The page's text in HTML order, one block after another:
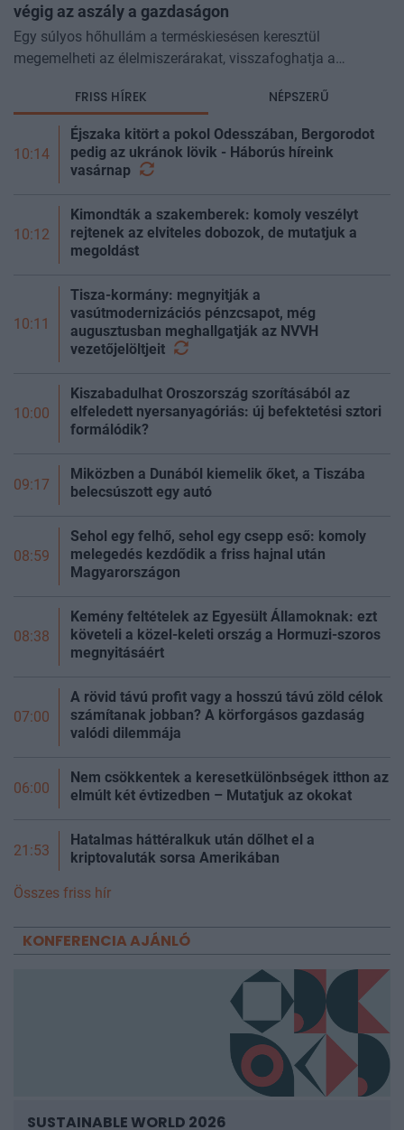
végig az aszály a gazdaságon
Egy súlyos hőhullám a terméskiesésen keresztül
megemelheti az élelmiszerárakat, visszafoghatja a
még az állam finanszírozását is m
FRISS HÍREK NÉPSZERŰ
10:14
Éjszaka kitört a pokol Odesszában, Bergorodot
pedig az ukránok lövik - Háborús híreink
vasárnap
10:12
Kimondták a szakemberek: komoly veszélyt
rejtenek az elviteles dobozok, de mutatjuk a
megoldást
10:11
Tisza-kormány: megnyitják a
vasútmodernizációs pénzcsapot, még
augusztusban meghallgatják az NVVH
vezetőjelöltjeit
10:00
Kiszabadulhat Oroszország szorításából az
elfeledett nyersanyagóriás: új befektetési sztori
formálódik?
09:17
Miközben a Dunából kiemelik őket, a Tiszába
belecsúszott egy autó
08:59
Sehol egy felhő, sehol egy csepp eső: komoly
melegedés kezdődik a friss hajnal után
Magyarországon
08:38
Kemény feltételek az Egyesült Államoknak: ezt
követeli a közel-keleti ország a Hormuzi-szoros
megnyitásáért
07:00
A rövid távú profit vagy a hosszú távú zöld célok
számítanak jobban? A körforgásos gazdaság
valódi dilemmája
06:00
Nem csökkentek a keresetkülönbségek itthon az
elmúlt két évtizedben – Mutatjuk az okokat
21:53
Hatalmas háttéralkuk után dőlhet el a
kriptovaluták sorsa Amerikában
Összes friss hír
KONFERENCIA AJÁNLÓ
SUSTAINABLE WORLD 2026